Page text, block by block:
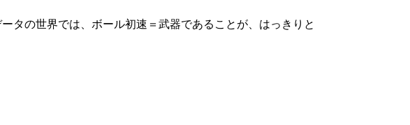
タの世界では、ボール初速＝武器であることが、はっきりと